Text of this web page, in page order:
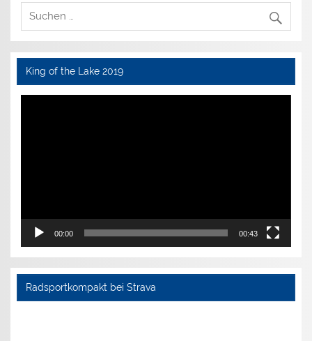
King of the Lake 2019
Video-
00:00 00:43
Radsportkompakt bei Strava